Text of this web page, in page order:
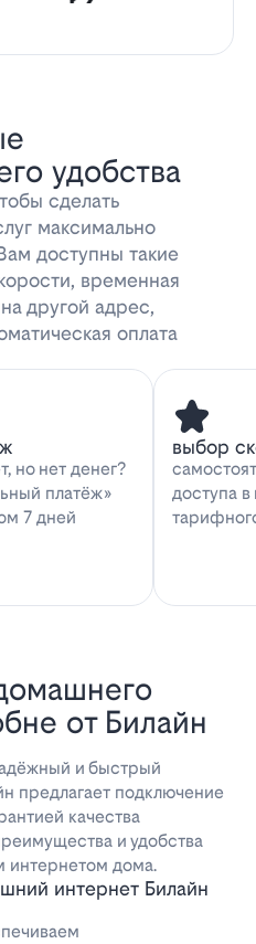
удобства
сделать
максимально
доступны такие
временная
другой адрес,
оплата
но нет денег?
платёж»
7 дней
выбор
доступа
от Билайн
и быстрый
предлагает подключение
качества
и удобства
интернетом дома.
интернет Билайн